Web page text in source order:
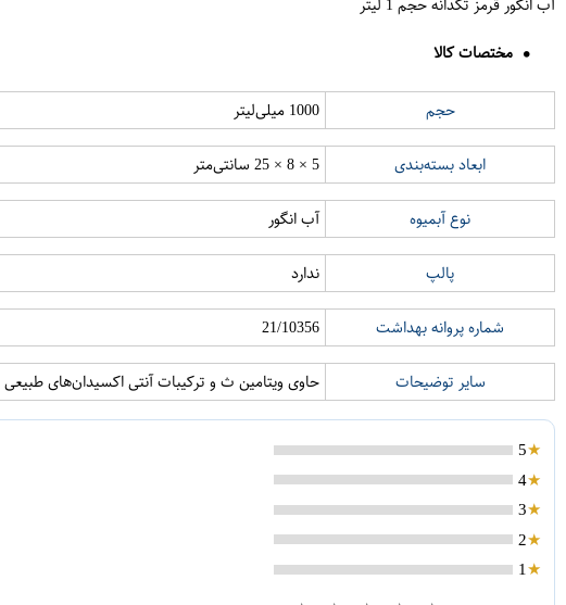
مختصات کالا
حجم 1000 میلی‌لیتر
ابعاد بسته‌بندی 5 × 8 × 25 سانتی‌متر
نوع آبمیوه آب انگور
پالپ ندارد
شماره پروانه بهداشت 21/10356
سایر توضیحات حاوی ویتامین ث و ترکیبات آنتی اکسیدان‌های طبیعی
5
4
3
2
1